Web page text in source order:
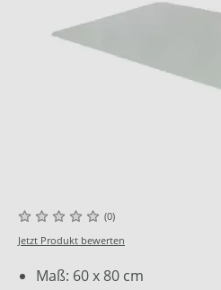
(0)
Jetzt Produkt bewerten
Maß: 60 x 80 cm